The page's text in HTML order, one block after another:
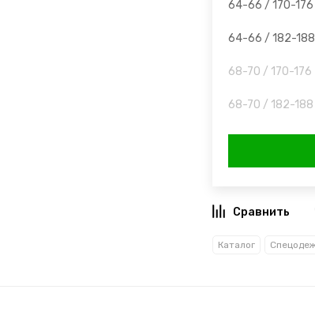
64-66 / 170-176
64-66 / 182-188
68-70 / 170-176
68-70 / 182-188
Каталог